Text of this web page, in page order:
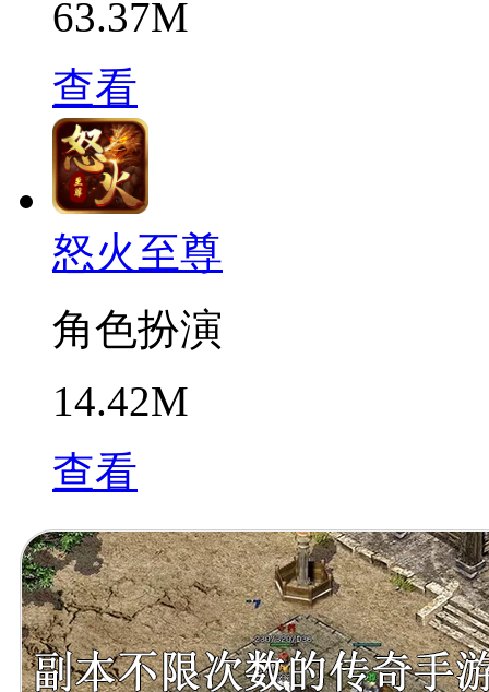
63.37M
查看
怒火至尊
角色扮演
14.42M
查看